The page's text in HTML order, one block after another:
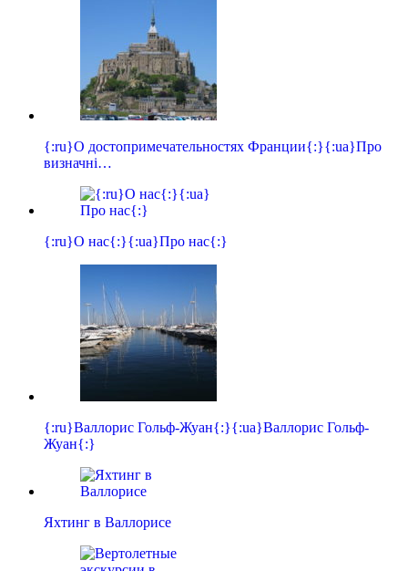
{:ru}О достопримечательностях Франции{:}{:ua}Про
визначні…
{:ru}О нас{:}{:ua}Про нас{:}
{:ru}Валлорис Гольф-Жуан{:}{:ua}Валлорис Гольф-
Жуан{:}
Яхтинг в Валлорисе